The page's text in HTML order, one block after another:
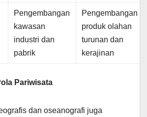
Pengembangan
kawasan
industri dan
pabrik
Pengembangan
produk olahan
turunan dan
kerajinan
Pariwisata
dan oseanografi juga